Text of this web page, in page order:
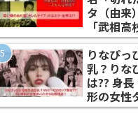
タ（由来
「武相
校？
りなぴっ
乳？りな
は?? 身
形の女性
証！